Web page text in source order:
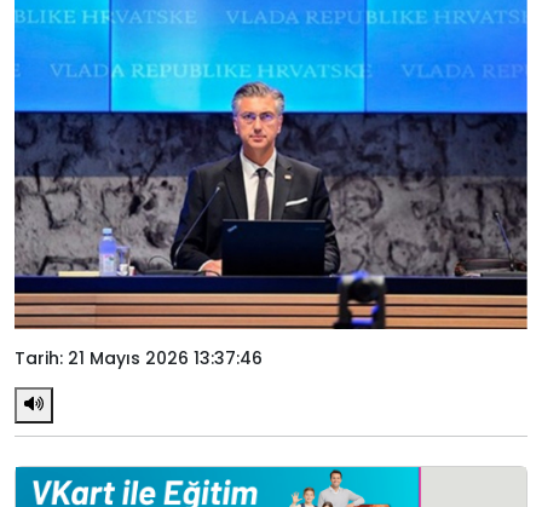
Tarih: 21 Mayıs 2026 13:37:46